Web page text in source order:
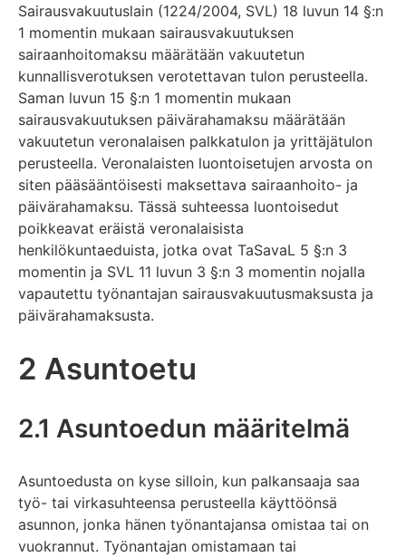
Sairausvakuutuslain (1224/2004, SVL) 18 luvun 14 §:n
1 momentin mukaan sairausvakuutuksen
sairaanhoitomaksu määrätään vakuutetun
kunnallisverotuksen verotettavan tulon perusteella.
Saman luvun 15 §:n 1 momentin mukaan
sairausvakuutuksen päivärahamaksu määrätään
vakuutetun veronalaisen palkkatulon ja yrittäjätulon
perusteella. Veronalaisten luontoisetujen arvosta on
siten pääsääntöisesti maksettava sairaanhoito- ja
päivärahamaksu. Tässä suhteessa luontoisedut
poikkeavat eräistä veronalaisista
henkilökuntaeduista, jotka ovat TaSavaL 5 §:n 3
momentin ja SVL 11 luvun 3 §:n 3 momentin nojalla
vapautettu työnantajan sairausvakuutusmaksusta ja
päivärahamaksusta.
2 Asuntoetu
2.1 Asuntoedun määritelmä
Asuntoedusta on kyse silloin, kun palkansaaja saa
työ- tai virkasuhteensa perusteella käyttöönsä
asunnon, jonka hänen työnantajansa omistaa tai on
vuokrannut. Työnantajan omistamaan tai